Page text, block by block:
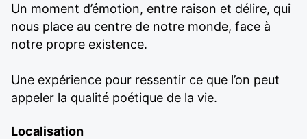
Un moment d’émotion, entre raison et délire, qui
nous place au centre de notre monde, face à
notre propre existence.
Une expérience pour ressentir ce que l’on peut
appeler la qualité poétique de la vie.
Localisation